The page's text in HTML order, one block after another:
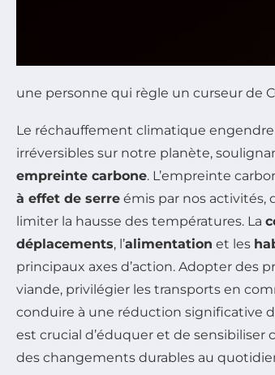
une personne qui règle un curseur de
Le réchauffement climatique
irréversibles sur notre planète,
empreinte carbone. L’empreinte
à effet de serre émis par nos
limiter la hausse des températures. La
déplacements, l’alimentation et les
principaux axes d’action. Adopter des
viande, privilégier les transports en
conduire à une réduction significative
est crucial d’éduquer et de sensibiliser
des changements durables au